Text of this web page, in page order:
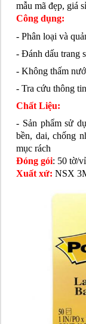
mẫu mã đẹp, giá
Công dụng:
- Phân loại và
- Đánh dấu trang
- Không thấm
- Tra cứu thông
Chất Liệu:
- Sản phẩm sử
bền, dai, chống
mục rách
Đóng gói: 50 tờ/
Xuất xứ: NSX